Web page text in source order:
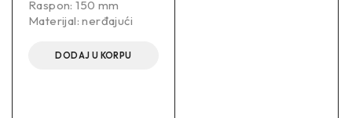
Napajanje Na baterije
Vrsta baterijelithium-ion
Raspon: 150 mm
Materijal: nerđajući
DODAJ U KORPU